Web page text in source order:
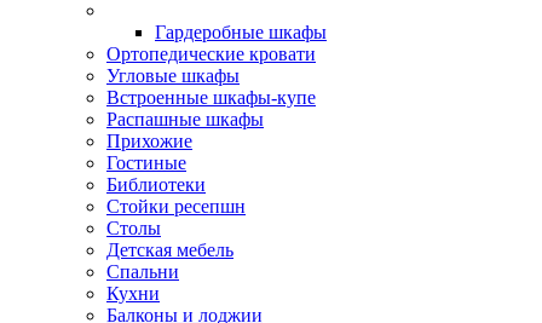
Гардеробные шкафы
Ортопедические кровати
Угловые шкафы
Встроенные шкафы-купе
Распашные шкафы
Прихожие
Гостиные
Библиотеки
Стойки ресепшн
Столы
Детская мебель
Спальни
Кухни
Балконы и лоджии